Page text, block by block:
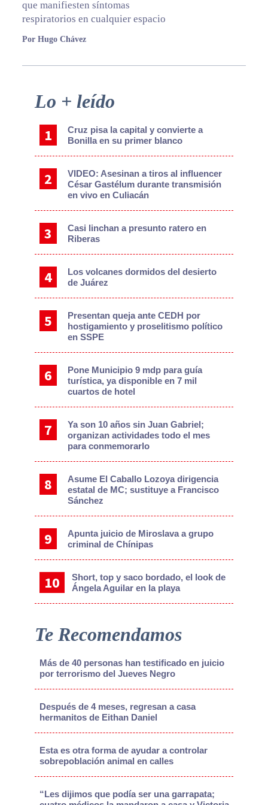
que manifiesten síntomas
respiratorios en cualquier espacio
Por Hugo Chávez
Primary
Sidebar
Lo + leído
Cruz pisa la capital y convierte a
Bonilla en su primer blanco
VIDEO: Asesinan a tiros al influencer
César Gastélum durante transmisión
en vivo en Culiacán
Casi linchan a presunto ratero en
Riberas
Los volcanes dormidos del desierto
de Juárez
Presentan queja ante CEDH por
hostigamiento y proselitismo político
en SSPE
Pone Municipio 9 mdp para guía
turística, ya disponible en 7 mil
cuartos de hotel
Ya son 10 años sin Juan Gabriel;
organizan actividades todo el mes
para conmemorarlo
Asume El Caballo Lozoya dirigencia
estatal de MC; sustituye a Francisco
Sánchez
Apunta juicio de Miroslava a grupo
criminal de Chínipas
Short, top y saco bordado, el look de
Ángela Aguilar en la playa
Te Recomendamos
Más de 40 personas han testificado en juicio
por terrorismo del Jueves Negro
Después de 4 meses, regresan a casa
hermanitos de Eithan Daniel
Esta es otra forma de ayudar a controlar
sobrepoblación animal en calles
“Les dijimos que podía ser una garrapata;